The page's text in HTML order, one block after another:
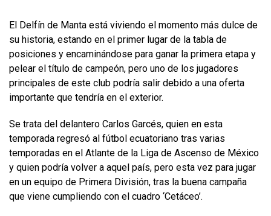
​El Delfín de Manta está viviendo el momento más dulce de
su historia, estando en el primer lugar de la tabla de
posiciones y encaminándose para ganar la primera etapa y
pelear el título de campeón, pero uno de los jugadores
principales de este club podría salir debido a una oferta
importante que tendría en el exterior.
Se trata del delantero Carlos Garcés, quien en esta
temporada regresó al fútbol ecuatoriano tras varias
temporadas en el Atlante de la Liga de Ascenso de México
y quien podría volver a aquel país, pero esta vez para jugar
en un equipo de Primera División, tras la buena campaña
que viene cumpliendo con el cuadro ‘Cetáceo’.